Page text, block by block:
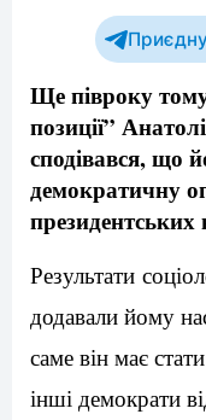
Ще півроку
позиції”
сподівався, що
демократичну
президентських
Результати
додавали йому
саме він має
інші демократи